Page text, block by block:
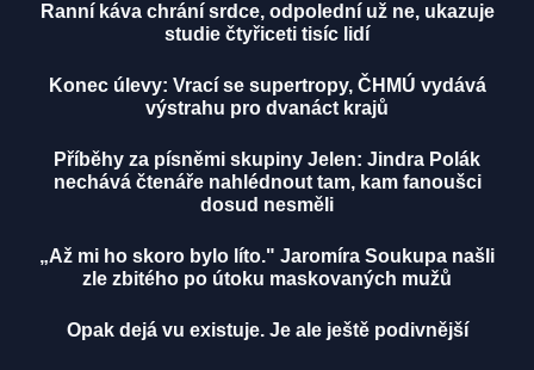
Ranní káva chrání srdce, odpolední už ne, ukazuje
studie čtyřiceti tisíc lidí
Konec úlevy: Vrací se supertropy, ČHMÚ vydává
výstrahu pro dvanáct krajů
Příběhy za písněmi skupiny Jelen: Jindra Polák
nechává čtenáře nahlédnout tam, kam fanoušci
dosud nesměli
„Až mi ho skoro bylo líto." Jaromíra Soukupa našli
zle zbitého po útoku maskovaných mužů
Opak dejá vu existuje. Je ale ještě podivnější